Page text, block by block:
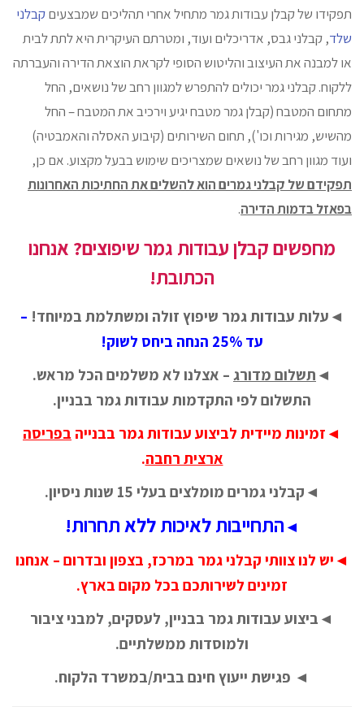
תפקידו של קבלן עבודות גמר מתחיל אחרי תהליכים שמבצעיםקבלני
שלד, קבלני גבס, אדריכלים ועוד, ומטרתם העיקרית היא לתת לבית
או למבנה את העיצוב והליטוש הסופי לקראת הוצאת הדירה והעברתה
ללקוח. קבלני גמר יכולים להתפרש למגוון רחב של נושאים, החל
מתחום המטבח (קבלן גמר מטבח יגיע וירכיב את המטבח – החל
מהשיש, מגירות וכו'), תחום השירותים (קיבוע האסלה והאמבטיה)
ועוד מגוון רחב של נושאים שמצריכים שימוש בבעל מקצוע. אם כן,
תפקידם של קבלני גמרים הוא להשלים את החתיכות האחרונות
בפאזל בדמות הדירה.
מחפשים קבלן עבודות גמר שיפוצים? אנחנו
הכתובת!
◄עלות עבודות גמר שיפוץ זולה ומשתלמת במיוחד! –
עד 25% הנחה ביחס לשוק!
◄ תשלום מדורג – אצלנו לא משלמים הכל מראש.
התשלום לפי התקדמות עבודות גמר בבניין.
◄זמינות מיידית לביצוע עבודות גמר בבנייה בפריסה
ארצית רחבה.
◄קבלני גמרים מומלצים בעלי 15 שנות ניסיון.
◄ התחייבות לאיכות ללא תחרות!
◄יש לנו צוותי קבלני גמר במרכז, בצפון ובדרום – אנחנו
זמינים לשירותכם בכל מקום בארץ.
◄ביצוע עבודות גמר בבניין, לעסקים, למבני ציבור
ולמוסדות ממשלתיים.
◄ פגישת ייעוץ חינם בבית/במשרד הלקוח.